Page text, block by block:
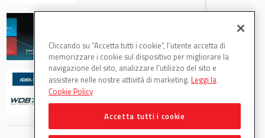
Francoforte 2026
WDB Automotive
(Axitecnica) e Di.Pa.
Sport entrano in
ADIRA
Cliccando su “Accetta tutti i cookie”, l'utente accetta di
memorizzare i cookie sul dispositivo per migliorare la
navigazione del sito, analizzare l'utilizzo del sito e
assistere nelle nostre attività di marketing. Leggi la
Cookie Policy
Accetta tutti i cookie